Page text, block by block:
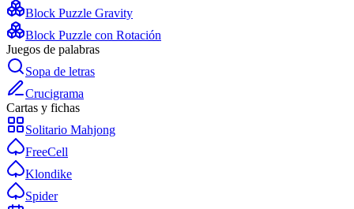
Block Puzzle Gravity
Block Puzzle con Rotación
Juegos de palabras
Sopa de letras
Crucigrama
Cartas y fichas
Solitario Mahjong
FreeCell
Klondike
Spider